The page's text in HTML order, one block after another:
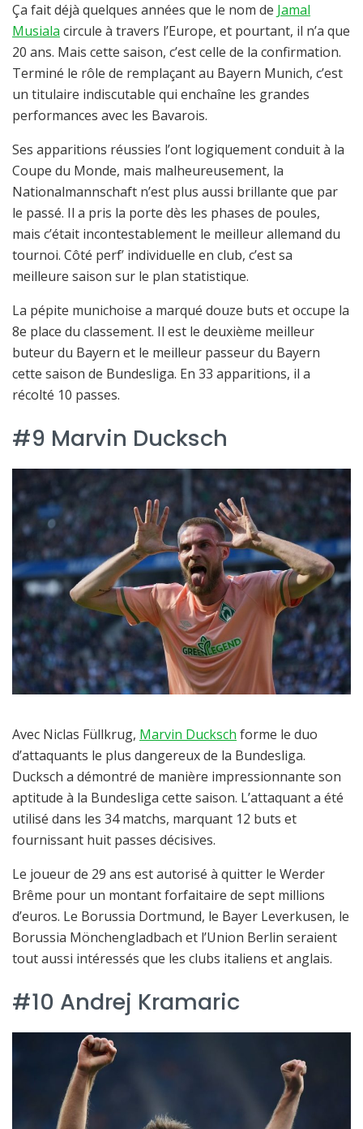
Ça fait déjà quelques années que le nom de Jamal
Musiala circule à travers l’Europe, et pourtant, il n’a que
20 ans. Mais cette saison, c’est celle de la confirmation.
Terminé le rôle de remplaçant au Bayern Munich, c’est
un titulaire indiscutable qui enchaîne les grandes
performances avec les Bavarois.
Ses apparitions réussies l’ont logiquement conduit à la
Coupe du Monde, mais malheureusement, la
Nationalmannschaft n’est plus aussi brillante que par
le passé. Il a pris la porte dès les phases de poules,
mais c’était incontestablement le meilleur allemand du
tournoi. Côté perf’ individuelle en club, c’est sa
meilleure saison sur le plan statistique.
La pépite munichoise a marqué douze buts et occupe la
8e place du classement. Il est le deuxième meilleur
buteur du Bayern et le meilleur passeur du Bayern
cette saison de Bundesliga. En 33 apparitions, il a
récolté 10 passes.
#9 Marvin Ducksch
Avec Niclas Füllkrug, Marvin Ducksch forme le duo
d’attaquants le plus dangereux de la Bundesliga.
Ducksch a démontré de manière impressionnante son
aptitude à la Bundesliga cette saison. L’attaquant a été
utilisé dans les 34 matchs, marquant 12 buts et
fournissant huit passes décisives.
Le joueur de 29 ans est autorisé à quitter le Werder
Brême pour un montant forfaitaire de sept millions
d’euros. Le Borussia Dortmund, le Bayer Leverkusen, le
Borussia Mönchengladbach et l’Union Berlin seraient
tout aussi intéressés que les clubs italiens et anglais.
#10 Andrej Kramaric